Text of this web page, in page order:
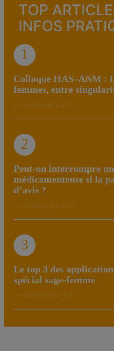
TOP
INFOS
1
Colloque HAS–ANM :
femmes, entre
Le : 19/10/2025 à 12:10
2
Peut-on interrompre
médicamenteuse si la
d’avis ?
Le : 13/04/2018 à 12:04
3
Le top 3 des
spécial sage-femme
Le : 04/07/2018 à 12:07